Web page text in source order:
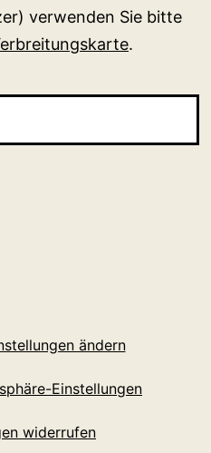
verwenden Sie bitte
.
ändern
Einstellungen
widerrufen